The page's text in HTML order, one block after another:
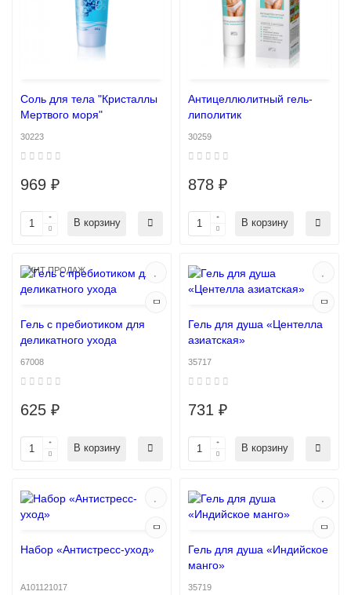
Соль для тела "Кристаллы
Мертвого моря"
30223
969 ₽
В корзину
Антицеллюлитный гель-
липолитик
30259
878 ₽
В корзину
ХИТ ПРОДАЖ
Гель с пребиотиком для
деликатного ухода
67008
625 ₽
В корзину
Гель для душа «Центелла
азиатская»
35717
731 ₽
В корзину
Набор «Антистресс-уход»
A101121017
Гель для душа «Индийское
манго»
35719